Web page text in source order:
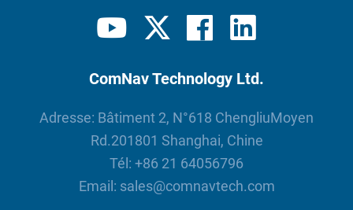
ComNav Technology Ltd.
Adresse: Bâtiment 2, N°618 ChengliuMoyen
Rd.201801 Shanghai, Chine
Tél: +86 21 64056796
Email: sales@comnavtech.com